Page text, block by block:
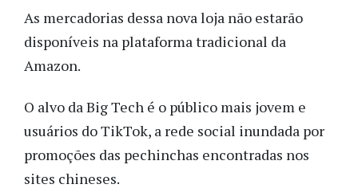
As mercadorias dessa nova loja não estarão
disponíveis na plataforma tradicional da
Amazon.
O alvo da Big Tech é o público mais jovem e
usuários do TikTok, a rede social inundada por
promoções das pechinchas encontradas nos
sites chineses.